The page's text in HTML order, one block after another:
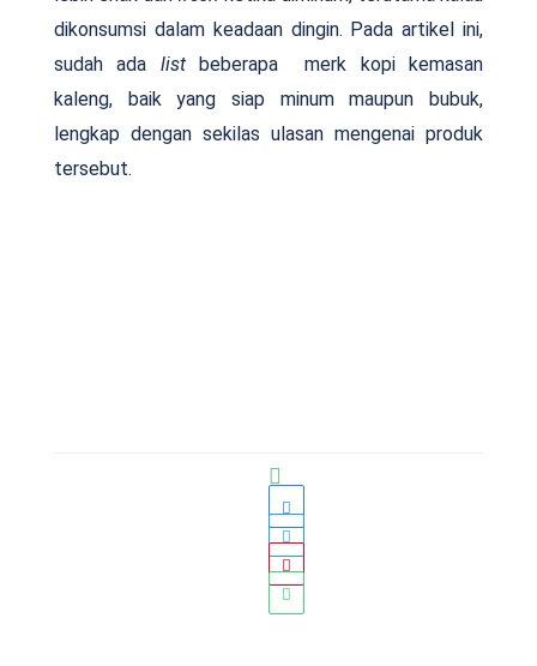
dikonsumsi dalam keadaan dingin. Pada artikel ini,
sudah ada list
beberapa merk kopi kemasan
kaleng, baik yang siap minum maupun bubuk,
lengkap dengan sekilas ulasan mengenai produk
tersebut.